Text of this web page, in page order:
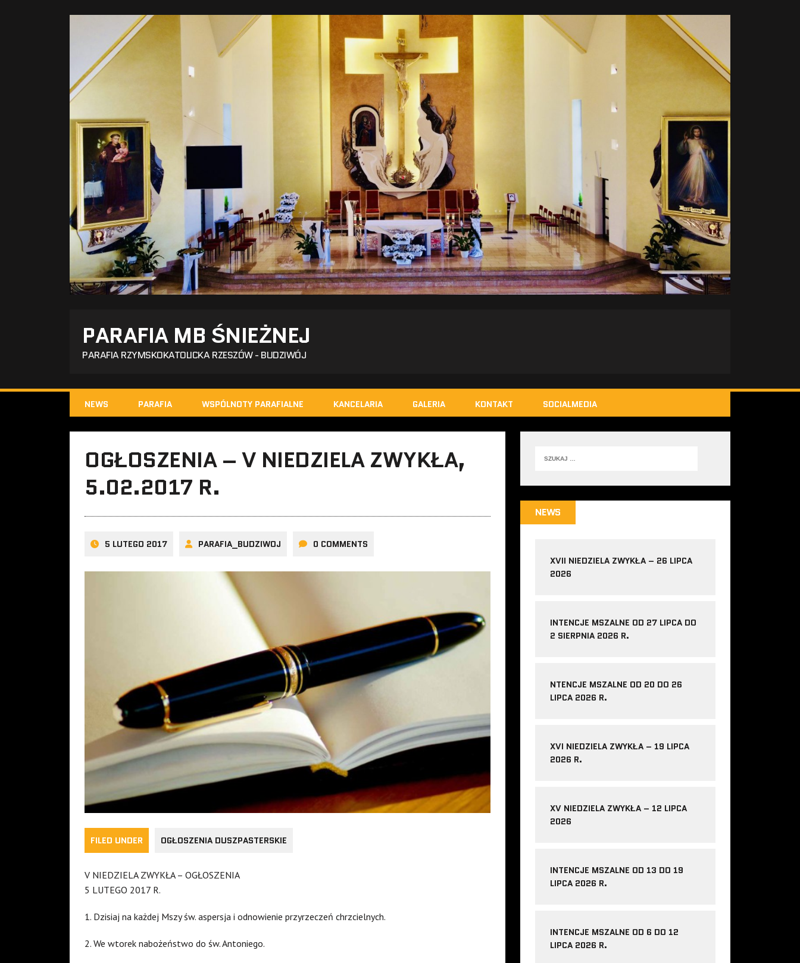
PARAFIA MB ŚNIEŻNEJ
PARAFIA RZYMSKOKATOLICKA RZESZÓW - BUDZIWÓJ
NEWS PARAFIA WSPÓLNOTY PARAFIALNE KANCELARIA GALERIA KONTAKT SOCIALMEDIA
OGŁOSZENIA – V NIEDZIELA ZWYKŁA,
5.02.2017 R.
5 LUTEGO 2017 PARAFIA_BUDZIWOJ 0 COMMENTS
FILED UNDER OGŁOSZENIA DUSZPASTERSKIE
V NIEDZIELA ZWYKŁA – OGŁOSZENIA
5 LUTEGO 2017 R.
1. Dzisiaj na każdej Mszy św. aspersja i odnowienie przyrzeczeń chrzcielnych.
2. We wtorek nabożeństwo do św. Antoniego.
NEWS
XVII NIEDZIELA ZWYKŁA – 26 LIPCA
2026
INTENCJE MSZALNE OD 27 LIPCA DO
2 SIERPNIA 2026 R.
NTENCJE MSZALNE OD 20 DO 26
LIPCA 2026 R.
XVI NIEDZIELA ZWYKŁA – 19 LIPCA
2026 R.
XV NIEDZIELA ZWYKŁA – 12 LIPCA
2026
INTENCJE MSZALNE OD 13 DO 19
LIPCA 2026 R.
INTENCJE MSZALNE OD 6 DO 12
LIPCA 2026 R.